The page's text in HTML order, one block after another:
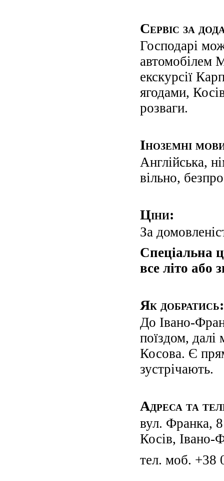
Сервіс за
Господарі
автомобілем
екскурсії
ягодами,
розваги.
Іноземні
Англійська,
вільно,
Ціни:
За
Спеціальна
все літо або
Як добратись:
До Івано-
поїздом,
Косова. Є
зустрічають.
Адреса та
вул. Франка,
Косів, Івано-
тел. моб. +38